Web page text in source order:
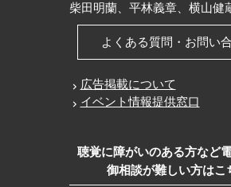
柴田明蘭、平林義章、横山
よくある質問・お問い
広告掲載について
イベント情報提供窓口
聴覚に障がいのある方など
御相談が難しい方はこ